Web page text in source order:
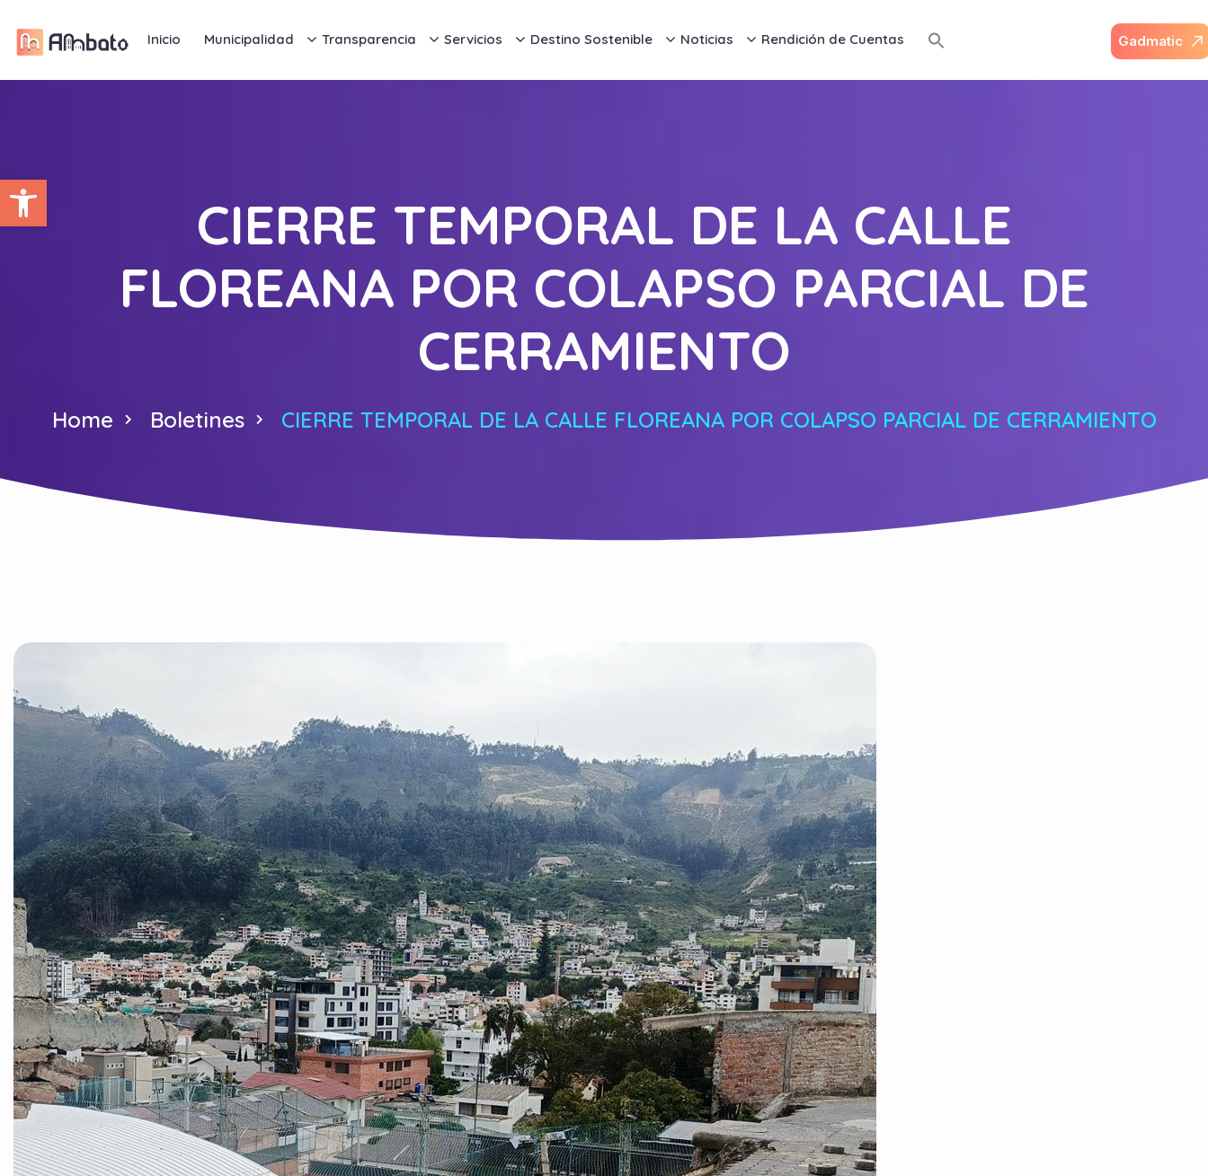
Abrir barra de herramientas
Inicio Municipalidad Transparencia Servicios Destino Sostenible Noticias Rendición de Cuentas Gadmatic
CIERRE TEMPORAL DE LA CALLE
FLOREANA POR COLAPSO PARCIAL DE
CERRAMIENTO
Home Boletines CIERRE TEMPORAL DE LA CALLE FLOREANA POR COLAPSO PARCIAL DE CERRAMIENTO